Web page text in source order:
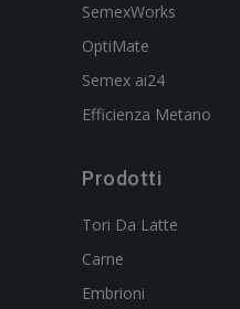
SemexWorks
OptiMate
Semex ai24
Efficienza Metano
Prodotti
Tori Da Latte
Carne
Embrioni